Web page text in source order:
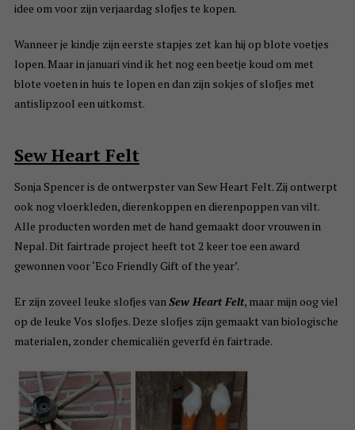
idee om voor zijn verjaardag slofjes te kopen.
Wanneer je kindje zijn eerste stapjes zet kan hij op blote voetjes
lopen. Maar in januari vind ik het nog een beetje koud om met
blote voeten in huis te lopen en dan zijn sokjes of slofjes met
antislipzool een uitkomst.
Sew Heart Felt
Sonja Spencer is de ontwerpster van Sew Heart Felt. Zij ontwerpt
ook nog vloerkleden, dierenkoppen en dierenpoppen van vilt.
Alle producten worden met de hand gemaakt door vrouwen in
Nepal. Dit fairtrade project heeft tot 2 keer toe een award
gewonnen voor ‘Eco Friendly Gift of the year’.
Er zijn zoveel leuke slofjes vanSew Heart Felt, maar mijn oog viel
op de leuke Vos slofjes. Deze slofjes zijn gemaakt van biologische
materialen, zonder chemicaliën geverfd én fairtrade.